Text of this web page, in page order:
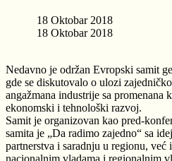
18 Oktobar 2018
18 Oktobar 2018
Nedavno je održan Evropski samit
gde se diskutovalo o ulozi
angažmana industrije sa promenana
ekonomski i tehnološki razvoj.
Samit je organizovan kao pred-
samita je „Da radimo zajedno“ sa
partnerstva i saradnju u regionu, već
nacionalnim vladama i regionalnim